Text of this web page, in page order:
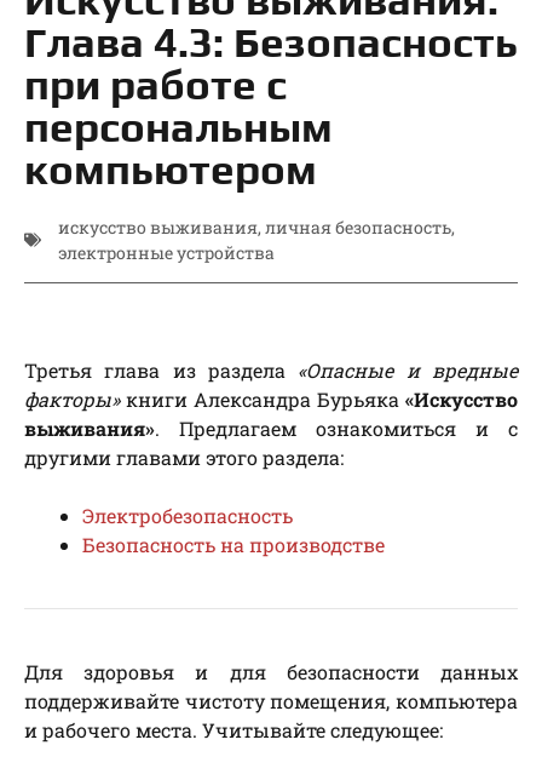
Глава 4.3: Безопасность
при работе с
персональным
компьютером
искусство выживания, личная безопасность,
электронные устройства
Третья глава из раздела «Опасные и вредные
факторы»книги Александра Бурьяка «Искусство
выживания». Предлагаем ознакомиться и с
другими главами этого раздела:
Электробезопасность
Безопасность на производстве
Для здоровья и для безопасности данных
поддерживайте чистоту помещения, компьютера
и рабочего места. Учитывайте следующее: